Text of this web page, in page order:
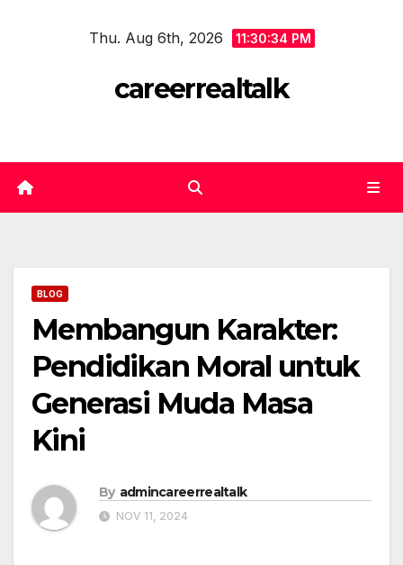
Thu. Aug 6th, 2026 11:30:34 PM
careerrealtalk
BLOG
Membangun Karakter:
Pendidikan Moral untuk
Generasi Muda Masa
Kini
By admincareerrealtalk
NOV 11, 2024